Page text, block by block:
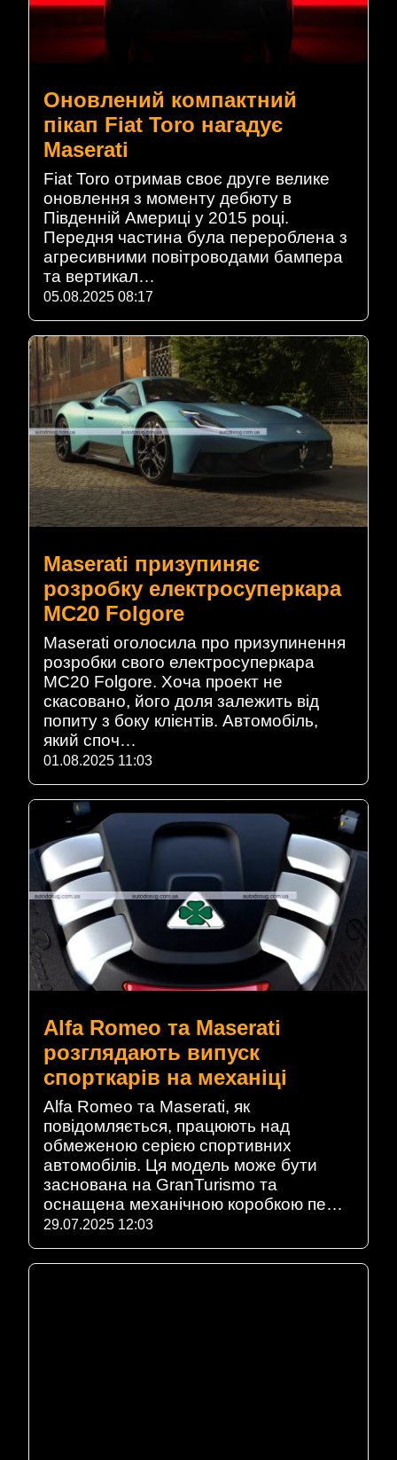
Оновлений компактний
пікап Fiat Toro нагадує
Maserati
Fiat Toro отримав своє друге велике
оновлення з моменту дебюту в
Південній Америці у 2015 році.
Передня частина була перероблена з
агресивними повітроводами бампера
та вертикал…
05.08.2025 08:17
Maserati призупиняє
розробку електросуперкара
MC20 Folgore
Maserati оголосила про призупинення
розробки свого електросуперкара
MC20 Folgore. Хоча проект не
скасовано, його доля залежить від
попиту з боку клієнтів. Автомобіль,
який споч…
01.08.2025 11:03
Alfa Romeo та Maserati
розглядають випуск
спорткарів на механіці
Alfa Romeo та Maserati, як
повідомляється, працюють над
обмеженою серією спортивних
автомобілів. Ця модель може бути
заснована на GranTurismo та
оснащена механічною коробкою пе…
29.07.2025 12:03